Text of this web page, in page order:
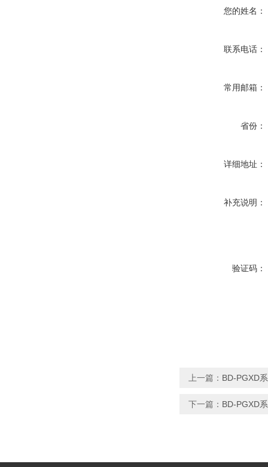
您的姓名：
联系电话：
常用邮箱：
省份：
详细地址：
补充说明：
验证码：
上一篇： BD-PGXD
下一篇： BD-PGXD